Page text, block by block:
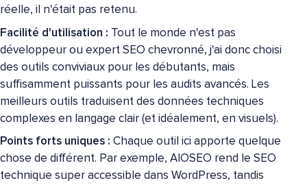
réelle, il n'était pas retenu.
Facilité d'utilisation : Tout le monde n'est pas
développeur ou expert SEO chevronné, j'ai donc choisi
des outils conviviaux pour les débutants, mais
suffisamment puissants pour les audits avancés. Les
meilleurs outils traduisent des données techniques
complexes en langage clair (et idéalement, en visuels).
Points forts uniques : Chaque outil ici apporte quelque
chose de différent. Par exemple, AIOSEO rend le SEO
technique super accessible dans WordPress, tandis